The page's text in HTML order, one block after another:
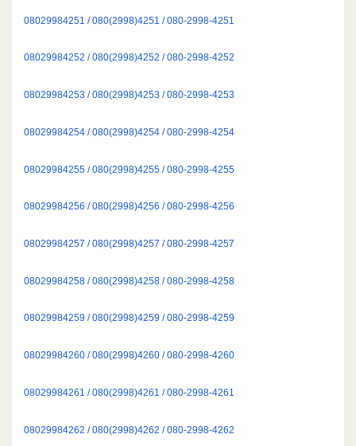
08029984251 / 080(2998)4251 / 080-2998-4251
08029984252 / 080(2998)4252 / 080-2998-4252
08029984253 / 080(2998)4253 / 080-2998-4253
08029984254 / 080(2998)4254 / 080-2998-4254
08029984255 / 080(2998)4255 / 080-2998-4255
08029984256 / 080(2998)4256 / 080-2998-4256
08029984257 / 080(2998)4257 / 080-2998-4257
08029984258 / 080(2998)4258 / 080-2998-4258
08029984259 / 080(2998)4259 / 080-2998-4259
08029984260 / 080(2998)4260 / 080-2998-4260
08029984261 / 080(2998)4261 / 080-2998-4261
08029984262 / 080(2998)4262 / 080-2998-4262